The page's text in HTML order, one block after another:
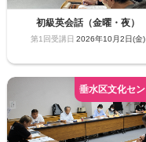
初級英会話（金曜・夜）
2026年10月2日(金)